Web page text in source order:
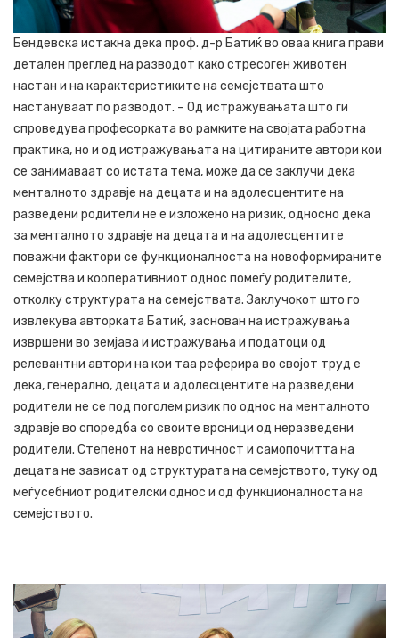
Бендевска истакна дека проф. д-р Батиќ во оваа книга прави
детален преглед на разводот како стресоген животен
настан и на карактеристиките на семејствата што
настануваат по разводот. – Од истражувањата што ги
спроведува професорката во рамките на својата работна
практика, но и од истражувањата на цитираните автори кои
се занимаваат со истата тема, може да се заклучи дека
менталното здравје на децата и на адолесцентите на
разведени родители не е изложено на ризик, односно дека
за менталното здравје на децата и на адолесцентите
поважни фактори се функционалноста на новоформираните
семејства и кооперативниот однос помеѓу родителите,
отколку структурата на семејствата. Заклучокот што го
извлекува авторката Батиќ, заснован на истражувања
извршени во земјава и истражувања и податоци од
релевантни автори на кои таа реферира во својот труд е
дека, генерално, децата и адолесцентите на разведени
родители не се под поголем ризик по однос на менталното
здравје во споредба со своите врсници од неразведени
родители. Степенот на невротичност и самопочитта на
децата не зависат од структурата на семејството, туку од
меѓусебниот родителски однос и од функционалноста на
семејството.